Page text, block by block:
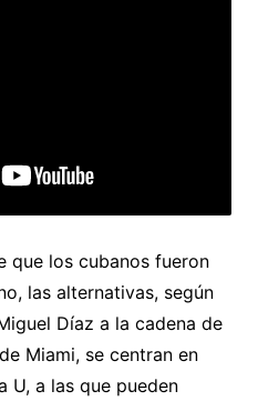
que los cubanos fueron
las alternativas, según
Díaz a la cadena de
Miami, se centran en
U, a las que pueden